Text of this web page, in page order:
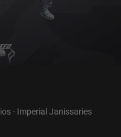
- Imperial Janissaries